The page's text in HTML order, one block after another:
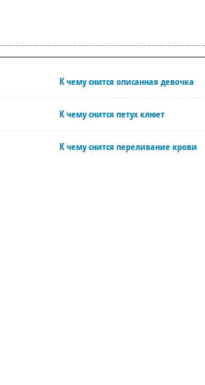
К чему снится описанная девочка
К чему снится петух клюет
К чему снится переливание крови